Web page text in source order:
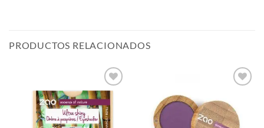
PRODUCTOS RELACIONADOS
Añadir
a la
lista de
deseos
lista de
deseos